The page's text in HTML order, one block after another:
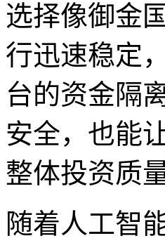
选择像御金
行迅速稳定
台的资金隔
安全，也能
整体投资质量
随着人工智